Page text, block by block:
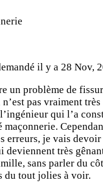
il y a 28 Nov,
un problème de
n’est pas vraiment
qui l’a
maçonnerie.
erreurs, je vais devoir
deviennent très
sans parler du
du tout jolies à voir.